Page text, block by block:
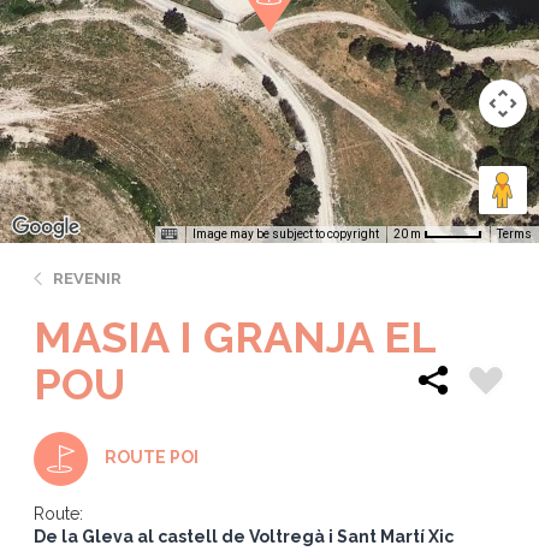
Image may be subject to copyright 20 m Terms
REVENIR
MASIA I GRANJA EL
POU
ROUTE POI
Route:
De la Gleva al castell de Voltregà i Sant Martí Xic